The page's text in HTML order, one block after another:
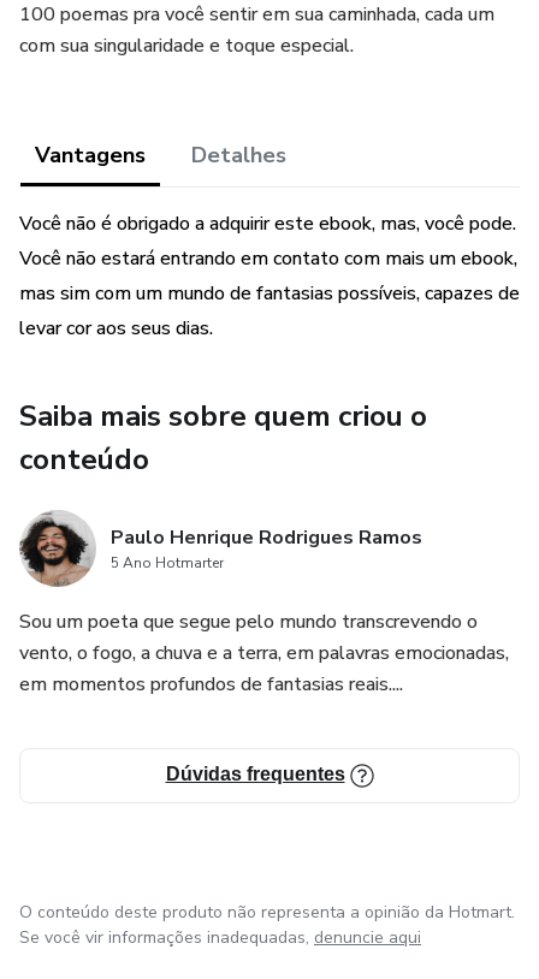
100 poemas pra você sentir em sua caminhada, cada um
com sua singularidade e toque especial.
Vantagens Detalhes
Você não é obrigado a adquirir este ebook, mas, você pode.
Você não estará entrando em contato com mais um ebook,
mas sim com um mundo de fantasias possíveis, capazes de
levar cor aos seus dias.
Saiba mais sobre quem criou o
conteúdo
Paulo Henrique Rodrigues Ramos
5 Ano Hotmarter
Sou um poeta que segue pelo mundo transcrevendo o
vento, o fogo, a chuva e a terra, em palavras emocionadas,
em momentos profundos de fantasias reais....
Dúvidas frequentes
O conteúdo deste produto não representa a opinião da Hotmart.
Se você vir informações inadequadas, denuncie aqui